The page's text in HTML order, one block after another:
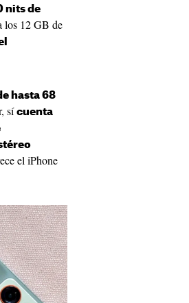
nits de
los 12 GB de
hasta 68
sícuenta
el iPhone